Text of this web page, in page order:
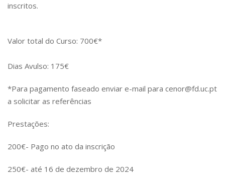
inscritos.
Valor total do Curso: 700€*
Dias Avulso: 175€
*Para pagamento faseado enviar e-mail para cenor@fd.uc.pt
a solicitar as referências
Prestações:
200€- Pago no ato da inscrição
250€- até 16 de dezembro de 2024